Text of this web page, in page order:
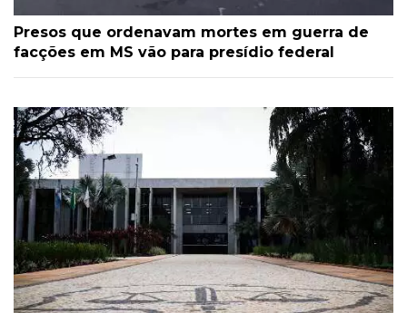
Presos que ordenavam mortes em guerra de
facções em MS vão para presídio federal